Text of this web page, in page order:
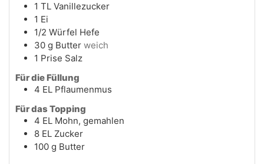
1 TL Vanillezucker
1 Ei
1/2 Würfel Hefe
30 g Butter weich
1 Prise Salz
Für die Füllung
4 EL Pflaumenmus
Für das Topping
4 EL Mohn, gemahlen
8 EL Zucker
100 g Butter